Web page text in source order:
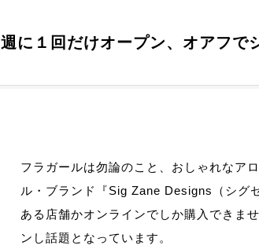
週に１回だけオープン、オアフで
フラガールは勿論のこと、おしゃれなア
ル・ブランド『Sig Zane Designs（シグ
ある店舗かオンラインでしか購入できま
ンし話題となっています。